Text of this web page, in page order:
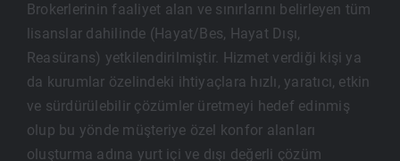
Brokerlerinin faaliyet alan ve sınırlarını belirleyen tüm
lisanslar dahilinde (Hayat/Bes, Hayat Dışı,
Reasürans) yetkilendirilmiştir. Hizmet verdiği kişi ya
da kurumlar özelindeki ihtiyaçlara hızlı, yaratıcı, etkin
ve sürdürülebilir çözümler üretmeyi hedef edinmiş
olup bu yönde müşteriye özel konfor alanları
oluşturma adına yurt içi ve dışı değerli çözüm